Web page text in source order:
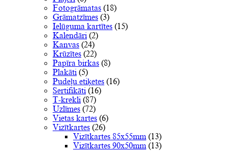
Fotogrāmatas (18)
Grāmatzīmes (3)
Ielūguma kartītes (15)
Kalendāri (2)
Kanvas (24)
Krūzītes (22)
Papīra birkas (8)
Plakāti (5)
Pudeļu etiķetes (16)
Sertifikāti (16)
T-krekli (87)
Uzlīmes (72)
Vietas kartes (6)
Vizītkartes (26)
Vizītkartes 85x55mm (13)
Vizītkartes 90x50mm (13)